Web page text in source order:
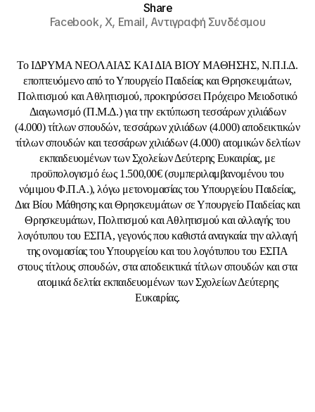
Share
Facebook,X, Email,Αντιγραφή Συνδέσμου
Το ΙΔΡΥΜΑ ΝΕΟΛΑΙΑΣ ΚΑΙ ΔΙΑ ΒΙΟΥ ΜΑΘΗΣΗΣ, Ν.Π.Ι.Δ.
εποπτευόμενο από το Υπουργείο Παιδείας και Θρησκευμάτων,
Πολιτισμού και Αθλητισμού, προκηρύσσει Πρόχειρο Μειοδοτικό
Διαγωνισμό (Π.Μ.Δ.) για την εκτύπωση τεσσάρων χιλιάδων
(4.000) τίτλων σπουδών, τεσσάρων χιλιάδων (4.000) αποδεικτικών
τίτλων σπουδών και τεσσάρων χιλιάδων (4.000) ατομικών δελτίων
εκπαιδευομένων των Σχολείων Δεύτερης Ευκαιρίας, με
προϋπολογισμό έως 1.500,00€ (συμπεριλαμβανομένου του
νόμιμου Φ.Π.Α.), λόγω μετονομασίας του Υπουργείου Παιδείας,
Δια Βίου Μάθησης και Θρησκευμάτων σε Υπουργείο Παιδείας και
Θρησκευμάτων, Πολιτισμού και Αθλητισμού και αλλαγής του
λογότυπου του ΕΣΠΑ, γεγονός που καθιστά αναγκαία την αλλαγή
της ονομασίας του Υπουργείου και του λογότυπου του ΕΣΠΑ
στους τίτλους σπουδών, στα αποδεικτικά τίτλων σπουδών και στα
ατομικά δελτία εκπαιδευομένων των Σχολείων Δεύτερης
Ευκαιρίας.